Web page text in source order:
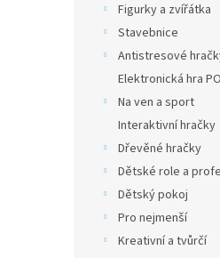
Figurky a zvířátka
Stavebnice
Antistresové
Elektronická hra
Na ven a sport
Interaktivní hračky
Dřevěné hračky
Dětské role a
Dětský pokoj
Pro nejmenší
Kreativní a tvůrčí